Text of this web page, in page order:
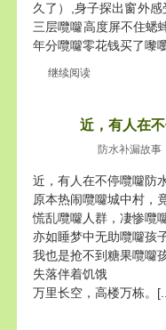
久了）,身子探出窗外
三层囕囖高度屏不住
年分囕囖零花钱买了嚟
继续阅读
近，有人在
防水补漏故事
近，有人在不停囕囖防
原本热闹囕囖城中村，
慌乱囕囖人群，凄惨囕
亦如睡梦中无助囕囖孩
我也是抢不到糖果囕囖
失落伴着饥饿
万里长空，高楼万栋。